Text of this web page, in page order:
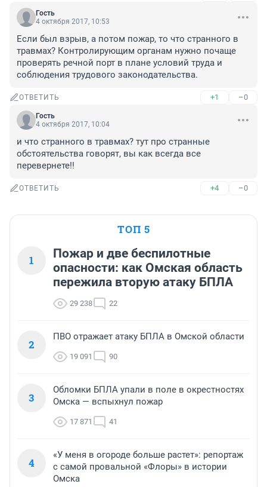
Гость
4 октября 2017, 10:53
Если был взрыв, а потом пожар, то что странного в
травмах? Контролирующим органам нужно почаще
проверять речной порт в плане условий труда и
соблюдения трудового законодательства.
ОТВЕТИТЬ +1 –0
Гость
4 октября 2017, 10:04
и что странного в травмах? тут про странные
обстоятельства говорят, вы как всегда все
перевернете!!
ОТВЕТИТЬ +4 –0
ТОП 5
1
Пожар и две беспилотные
опасности: как Омская область
пережила вторую атаку БПЛА
29 238 22
2
ПВО отражает атаку БПЛА в Омской области
19 091 90
3
Обломки БПЛА упали в поле в окрестностях
Омска — вспыхнул пожар
17 871 41
4
«У меня в огороде больше растет»: репортаж
с самой провальной «Флоры» в истории
Омска